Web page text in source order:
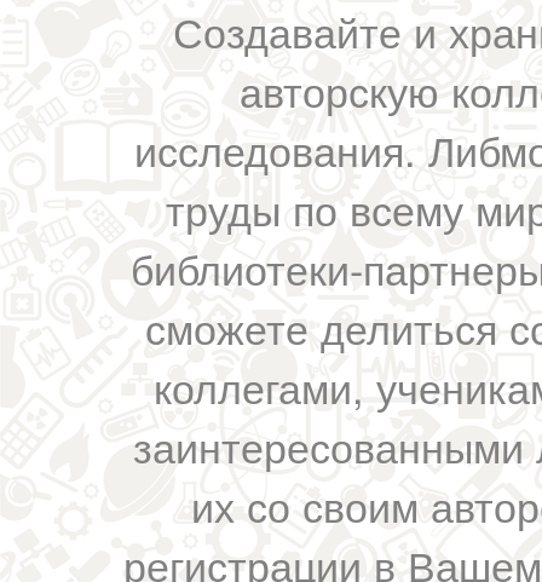
Создавайте и
авторскую
исследования.
труды по всему
библиотеки-
сможете делиться
коллегами,
их со своим
регистрации в